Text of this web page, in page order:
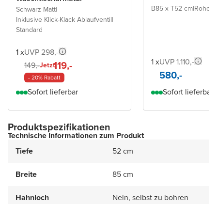
Schwarz Matt|
Inklusive Klick-Klack Ablaufventil|
Standard
1 xUVP 298,-
149,-Jetzt119,-
- 20% Rabatt
Sofort lieferbar
B85 x T52 cm|Rohe
1 xUVP 1.110,-
580,-
Sofort lieferbar
Produktspezifikationen
Technische Informationen zum Produkt
Tiefe
52 cm
Breite 85 cm
Hahnloch Nein, selbst zu bohren